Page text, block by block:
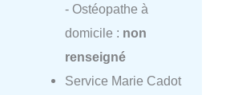
- Ostéopathe à
domicile : non
renseigné
Service Marie Cadot